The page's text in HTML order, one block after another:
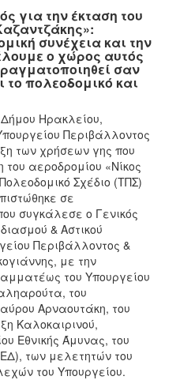
για την έκταση του
συνέχεια και την
ο χώρος αυτός
σαν
πολεοδομικό και
Ηρακλείου,
Περιβάλλοντος
των χρήσεων γης που
αεροδρομίου «Νίκος
Σχέδιο (ΤΠΣ)
σε
συγκάλεσε ο Γενικός
& Αστικού
Περιβάλλοντος &
με την
του Υπουργείου
του
Αρναουτάκη, του
Καλοκαιρινού,
Εθνικής Άμυνας, του
των μελετητών του
του Υπουργείου.